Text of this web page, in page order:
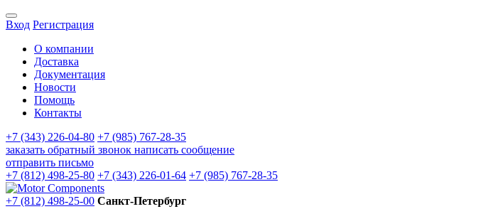
Вход Регистрация
О компании
Доставка
Документация
Новости
Помощь
Контакты
+7 (343) 226-04-80 +7 (985) 767-28-35
заказать обратный звонок написать сообщение
отправить письмо
+7 (812) 498-25-80 +7 (343) 226-01-64 +7 (985) 767-28-35
+7 (812) 498-25-00 Санкт-Петербург